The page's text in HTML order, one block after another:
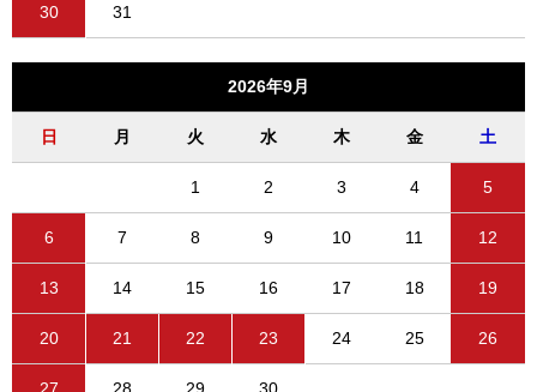
30 31
2026年9月
日 月 火 水 木 金 土
1 2 3 4 5
6 7 8 9 10 11 12
13 14 15 16 17 18 19
20 21 22 23 24 25 26